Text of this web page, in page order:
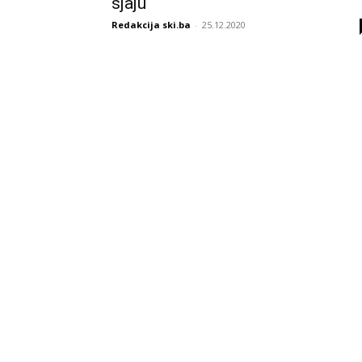
Redakcija ski.ba - 25.12.2020